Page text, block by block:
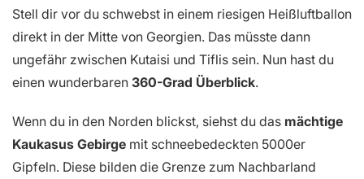
Stell dir vor du schwebst in einem riesigen Heißluftballon
direkt in der Mitte von Georgien. Das müsste dann
ungefähr zwischen Kutaisi und Tiflis sein. Nun hast du
einen wunderbaren 360-Grad Überblick.
Wenn du in den Norden blickst, siehst du das mächtige
Kaukasus Gebirge mit schneebedeckten 5000er
Gipfeln. Diese bilden die Grenze zum Nachbarland